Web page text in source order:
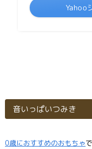
Yahoo
音いっぱいつみき
0歳におすすめのおもちゃ